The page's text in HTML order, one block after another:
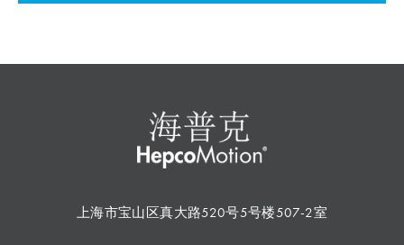
上海市宝山区真大路520号5号楼507-2室